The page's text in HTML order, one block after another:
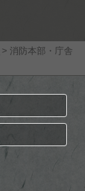
> 消防本部・庁舎